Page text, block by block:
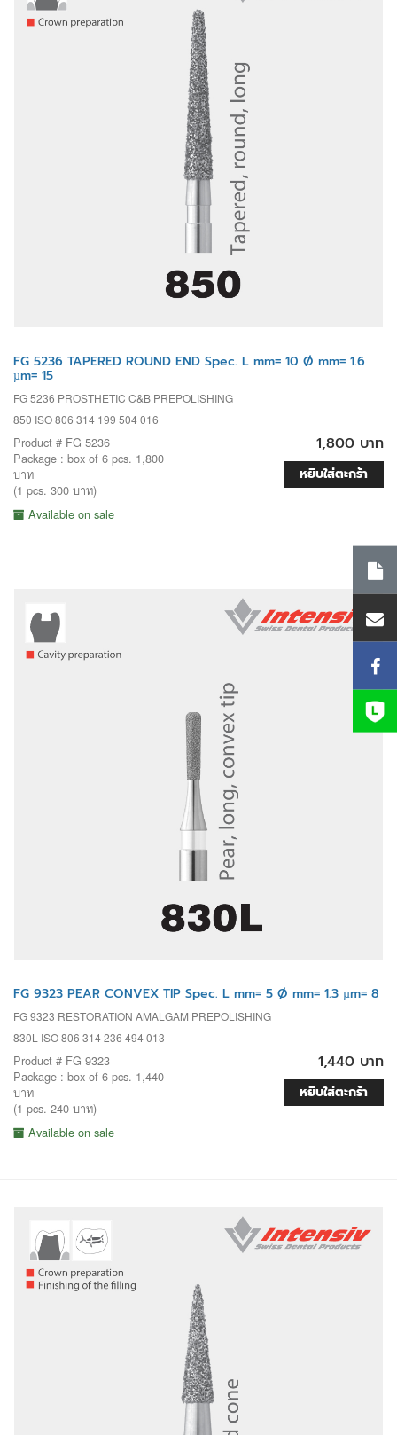
FG 5236 TAPERED ROUND END Spec. L mm= 10 Ø mm= 1.6
µm= 15
FG 5236 PROSTHETIC C&B PREPOLISHING
850 ISO 806 314 199 504 016
Product # FG 5236
Package : box of 6 pcs. 1,800
บาท
(1 pcs. 300 บาท)
Available on sale
1,800 บาท
หยิบใส่ตะกร้า
FG 9323 PEAR CONVEX TIP Spec. L mm= 5 Ø mm= 1.3 µm= 8
FG 9323 RESTORATION AMALGAM PREPOLISHING
830L ISO 806 314 236 494 013
Product # FG 9323
Package : box of 6 pcs. 1,440
บาท
(1 pcs. 240 บาท)
Available on sale
1,440 บาท
หยิบใส่ตะกร้า